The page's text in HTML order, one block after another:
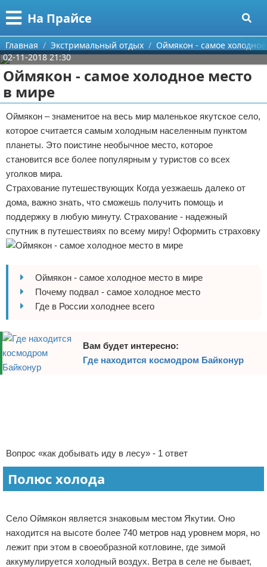
На Прайсе
Меню
Главная
Категории
Разное про покупки
Aliexpress
Сделай онлайн
Кемпинг
Круизы
Направления отдыха
Авиаперелеты
Отели
Полезное для туристов
Отдых на природе
Планирование отдыха
Экстримальный отдых
Поиск
О проекте
Контакты
Сотрудничество
Размещение рекламы
Для правообладателей
Отказ от ответственности
Главная Экстримальный отдых
Оймякон - самое
02-11-2018 21:30
Оймякон - самое холодное место
в мире
Оймякон – знаменитое на весь мир маленькое якутское село,
которое считается самым холодным населенным пунктом
планеты. Это поистине необычное место, которое
становится все более популярным у туристов со всех
уголков мира.
Страхование путешествующих Когда уезжаешь далеко от
дома, важно знать, что сможешь получить помощь и
поддержку в любую минуту. Страхование - надежный
спутник в путешествиях по всему миру! Оформить страховку
Оймякон - самое холодное место в мире
Почему подвал - самое холодное место
Где в России холоднее всего
Вам будет интересно:
Где находится космодром Байконур
Вопрос «как добывать иду в лесу» - 1 ответ
Полюс холода
Село Оймякон является знаковым местом Якутии. Оно
находится на высоте более 740 метров над уровнем моря, но
лежит при этом в своеобразной котловине, где зимой
аккумулируется холодный воздух. Ветра в селе не бывает,